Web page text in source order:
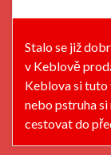
Stalo se již
v Keblově
Keblova si tuto
nebo pstruha
cestovat do